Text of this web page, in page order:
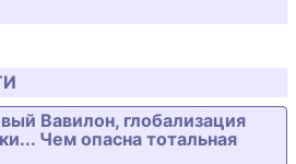
Вавилон, глобализация
Чем опасна тотальная